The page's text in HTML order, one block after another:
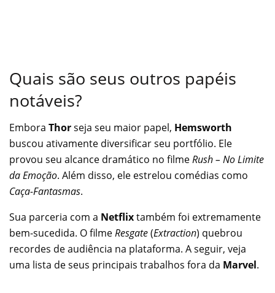
Quais são seus outros papéis
notáveis?
Embora Thorseja seu maior papel, Hemsworth
buscou ativamente diversificar seu portfólio. Ele
provou seu alcance dramático no filmeRush – No Limite
da Emoção. Além disso, ele estrelou comédias como
Caça-Fantasmas.
Sua parceria com a Netflixtambém foi extremamente
bem-sucedida. O filmeResgate(Extraction) quebrou
recordes de audiência na plataforma. A seguir, veja
uma lista de seus principais trabalhos fora da Marvel.